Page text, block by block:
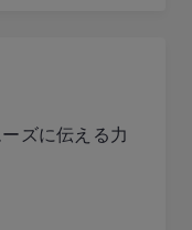
ズに伝える力